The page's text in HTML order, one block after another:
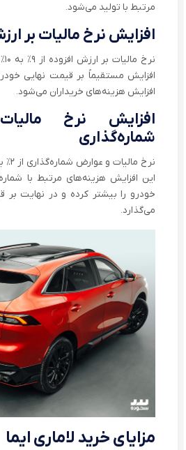
مرتبط با تولید می‌شود.
افزایش نرخ مالیات بر
افزایش مستقیماً بر قیمت نهایی
افزایش هزینه‌های خریداران می‌شود.
افزایش نرخ
شماره‌گذاری
این افزایش هزینه‌های مرتبط با
خودرو را بیشتر کرده و در نهایت بر
می‌گذارد.
مزایای خرید لاماری ایما